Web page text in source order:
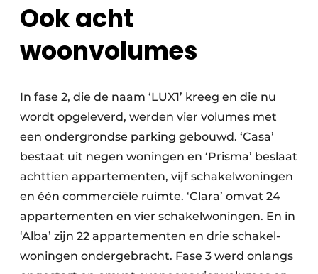
Ook acht
woonvolumes
In fase 2, die de naam ‘LUX1’ kreeg en die nu
wordt opgeleverd, werden vier volumes met
een ondergrondse parking gebouwd. ‘Casa’
bestaat uit negen woningen en ‘Prisma’ beslaat
achttien appartementen, vijf schakelwoningen
en één commerciële ruimte. ‘Clara’ omvat 24
appartementen en vier schakelwoningen. En in
‘Alba’ zijn 22 appartementen en drie schakel-
woningen ondergebracht. Fase 3 werd onlangs